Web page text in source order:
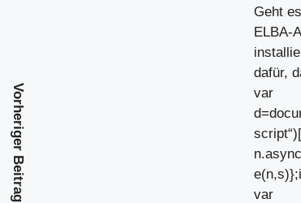
Geht
ELBA-
dafür,
var
var
Vorheriger Beitrag